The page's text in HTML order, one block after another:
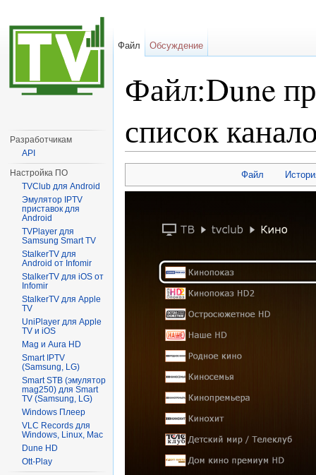
Файл:Dune
список
Файл
Файл Обсуждение
Разработчикам
API
Настройка ПО
TVClub для Android
Эмулятор IPTV
приставок для
Android
TVPlayer для
Samsung Smart TV
StalkerTV для
Android от Infomir
StalkerTV для iOS от
Infomir
StalkerTV для Apple
TV
UniPlayer для Apple
TV и iOS
Mag и Aura HD
Smart IPTV
(Samsung, LG)
Smart STB (эмулятор
mag250) для Smart
TV (Samsung, LG)
Windows Плеер
VLC Records для
Windows, Linux, Mac
Dune HD
Ott-Play